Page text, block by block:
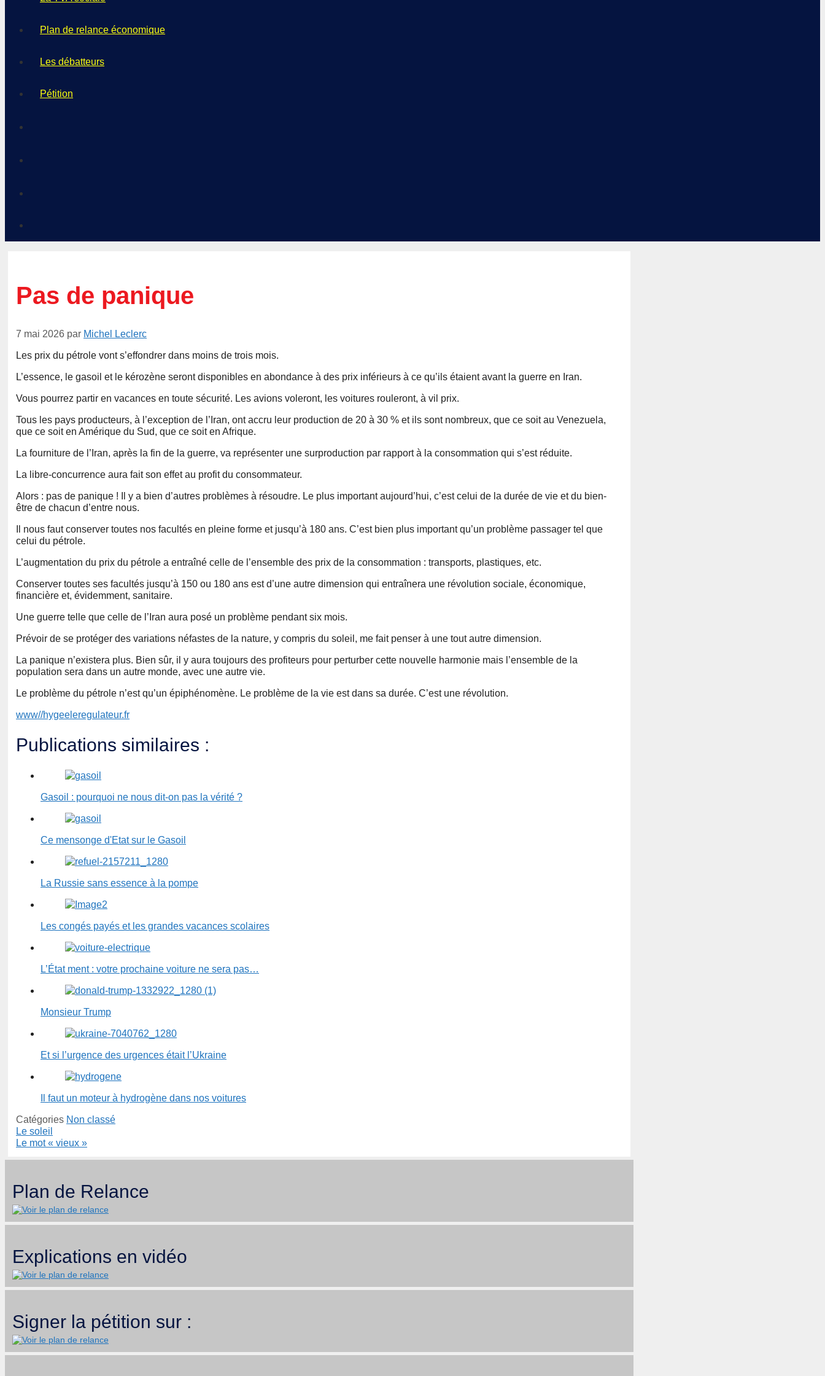
Plan de relance économique
Les débatteurs
Pétition
Pas de panique
7 mai 2026 par Michel Leclerc
Les prix du pétrole vont s’effondrer dans moins de trois mois.
L’essence, le gasoil et le kérozène seront disponibles en abondance à des prix inférieurs à ce qu’ils étaient avant la guerre en Iran.
Vous pourrez partir en vacances en toute sécurité. Les avions voleront, les voitures rouleront, à vil prix.
Tous les pays producteurs, à l’exception de l’Iran, ont accru leur production de 20 à 30 % et ils sont nombreux, que ce soit au Venezuela,
que ce soit en Amérique du Sud, que ce soit en Afrique.
La fourniture de l’Iran, après la fin de la guerre, va représenter une surproduction par rapport à la consommation qui s’est réduite.
La libre-concurrence aura fait son effet au profit du consommateur.
Alors : pas de panique ! Il y a bien d’autres problèmes à résoudre. Le plus important aujourd’hui, c’est celui de la durée de vie et du bien-
être de chacun d’entre nous.
Il nous faut conserver toutes nos facultés en pleine forme et jusqu’à 180 ans. C’est bien plus important qu’un problème passager tel que
celui du pétrole.
L’augmentation du prix du pétrole a entraîné celle de l’ensemble des prix de la consommation : transports, plastiques, etc.
Conserver toutes ses facultés jusqu’à 150 ou 180 ans est d’une autre dimension qui entraînera une révolution sociale, économique,
financière et, évidemment, sanitaire.
Une guerre telle que celle de l’Iran aura posé un problème pendant six mois.
Prévoir de se protéger des variations néfastes de la nature, y compris du soleil, me fait penser à une tout autre dimension.
La panique n’existera plus. Bien sûr, il y aura toujours des profiteurs pour perturber cette nouvelle harmonie mais l’ensemble de la
population sera dans un autre monde, avec une autre vie.
Le problème du pétrole n’est qu’un épiphénomène. Le problème de la vie est dans sa durée. C’est une révolution.
www//hygeeleregulateur.fr
Publications similaires :
Gasoil : pourquoi ne nous dit-on pas la vérité ?
Ce mensonge d'Etat sur le Gasoil
La Russie sans essence à la pompe
Les congés payés et les grandes vacances scolaires
L’État ment : votre prochaine voiture ne sera pas…
Monsieur Trump
Et si l’urgence des urgences était l’Ukraine
Il faut un moteur à hydrogène dans nos voitures
Catégories Non classé
Le soleil
Le mot « vieux »
Plan de Relance
Explications en vidéo
Signer la pétition sur :